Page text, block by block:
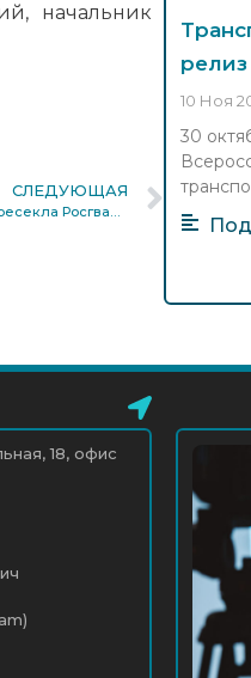
начальник
СЛЕДУЮЩАЯ
релиз
10 Ноя
30
18, офис